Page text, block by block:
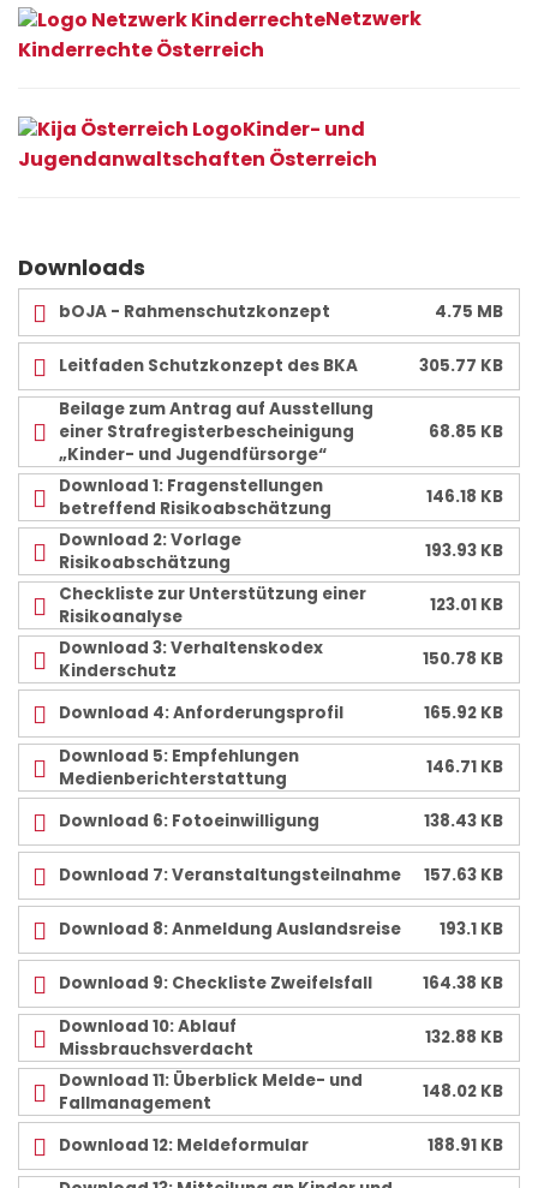
Netzwerk
Kinderrechte Österreich
Kinder- und
Jugendanwaltschaften Österreich
Downloads
bOJA - Rahmenschutzkonzept 4.75 MB
Leitfaden Schutzkonzept des BKA
305.77 KB
Beilage zum Antrag auf Ausstellung
einer Strafregisterbescheinigung
„Kinder- und Jugendfürsorge“
68.85 KB
Download 1: Fragenstellungen
betreffend Risikoabschätzung
146.18 KB
Download 2: Vorlage
Risikoabschätzung
193.93 KB
Checkliste zur Unterstützung einer
Risikoanalyse
123.01 KB
Download 3: Verhaltenskodex
Kinderschutz
150.78 KB
Download 4: Anforderungsprofil
165.92 KB
Download 5: Empfehlungen
Medienberichterstattung
146.71 KB
Download 6: Fotoeinwilligung 138.43 KB
Download 7: Veranstaltungsteilnahme 157.63 KB
Download 8: Anmeldung Auslandsreise 193.1 KB
Download 9: Checkliste Zweifelsfall
164.38 KB
Download 10: Ablauf
Missbrauchsverdacht
132.88 KB
Download 11: Überblick Melde- und
Fallmanagement
148.02 KB
Download 12: Meldeformular
188.91 KB